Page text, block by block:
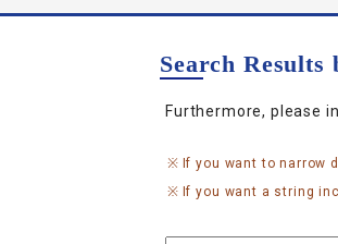
Search Results
Furthermore, please
If you want to narrow
If you want a string